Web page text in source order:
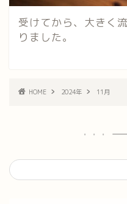
受けてから、大きく
りました。
HOME 2024年 11月